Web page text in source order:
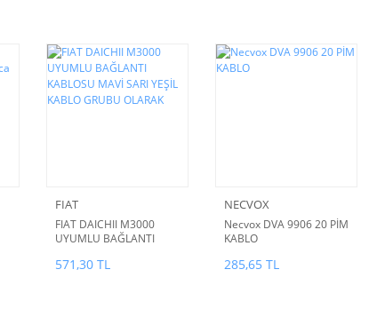
FIAT
FIAT DAICHII M3000
UYUMLU BAĞLANTI
YEŞİL KABLO GRUBU
571,30 TL
NECVOX
Necvox DVA 9906 20 PİM
KABLO
285,65 TL